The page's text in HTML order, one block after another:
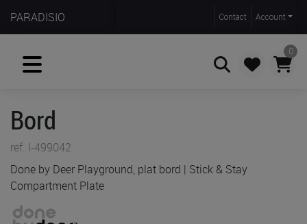
PARADISIO Contact Account
0
Bord
ref. I-499042
Done by Deer Playground, plat bord | Stick & Stay
Compartment Plate